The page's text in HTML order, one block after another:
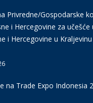
Privredne/Gospodarske
i Hercegovine za učešće
i Hercegovine u
na Trade Expo Indonesia